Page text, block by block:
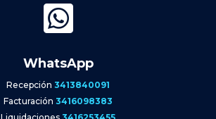

WhatsApp
Recepción3413840091
Facturación3416098383